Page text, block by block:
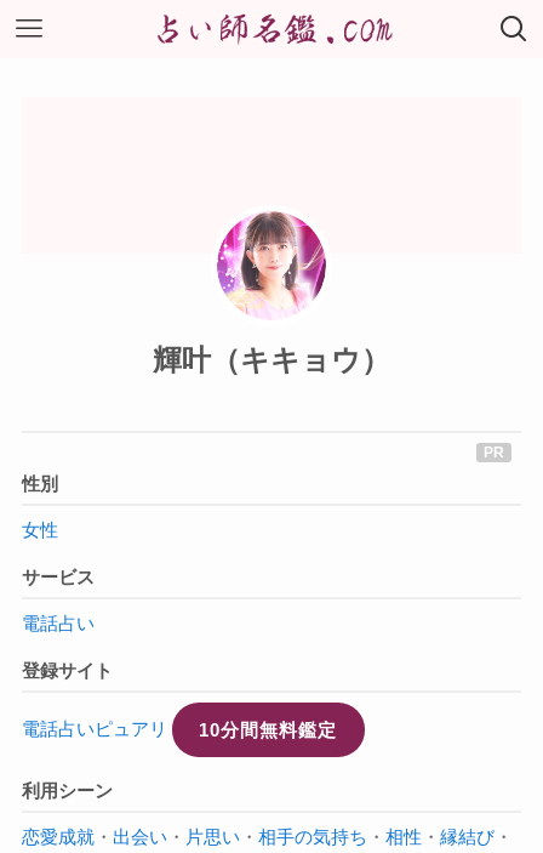
輝叶（キキョウ）
性別
女性
サービス
電話占い
登録サイト
電話占いピュアリ 10分間無料鑑定
利用シーン
恋愛成就・ 出会い ・ 片思い ・ 相手の気持ち ・ 相性 ・ 縁結び・